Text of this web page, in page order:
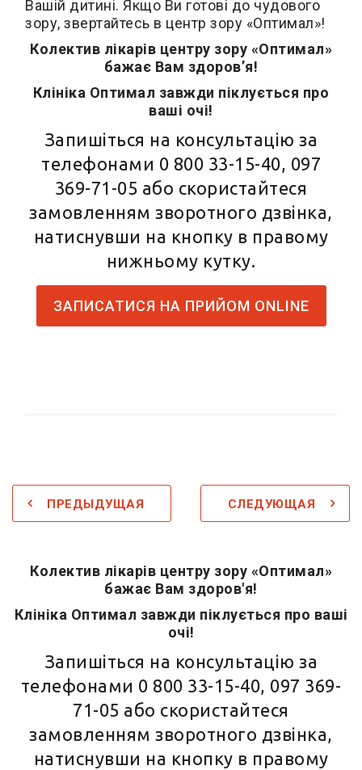
Вашій дитині. Якщо Ви готові до чудового
зору, звертайтесь в центр зору «Оптимал»!
Колектив лікарів центру зору «Оптимал»
бажає Вам здоров’я!
Клініка Оптимал завжди піклується про
ваші очі!
Запишіться на консультацію за
телефонами 0 800 33-15-40, 097
369-71-05 або скористайтеся
замовленням зворотного дзвінка,
натиснувши на кнопку в правому
нижньому кутку.
ЗАПИСАТИСЯ НА ПРИЙОМ ONLINE
ПРЕДЫДУЩАЯ СЛЕДУЮЩАЯ
Колектив лікарів центру зору «Оптимал»
бажає Вам здоров'я!
Клініка Оптимал завжди піклується про ваші
очі!
Запишіться на консультацію за
телефонами 0 800 33-15-40, 097 369-
71-05 або скористайтеся
замовленням зворотного дзвінка,
натиснувши на кнопку в правому